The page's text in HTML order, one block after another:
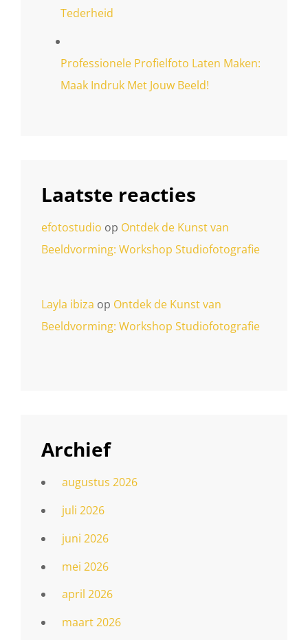
Tederheid
Professionele Profielfoto Laten Maken:
Maak Indruk Met Jouw Beeld!
Laatste reacties
efotostudio op Ontdek de Kunst van
Beeldvorming: Workshop Studiofotografie
Layla ibiza op Ontdek de Kunst van
Beeldvorming: Workshop Studiofotografie
Archief
augustus 2026
juli 2026
juni 2026
mei 2026
april 2026
maart 2026